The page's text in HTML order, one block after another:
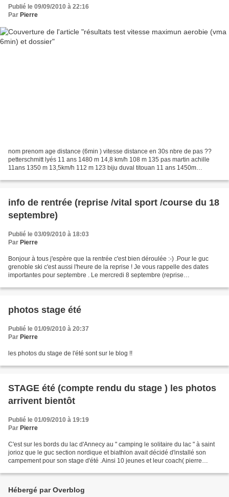
Publié le 09/09/2010 à 22:16
Par Pierre
nom prenom age distance (6min ) vitesse distance en 30s nbre de pas ??
petterschmitt lyés 11 ans 1480 m 14,8 km/h 108 m 135 pas martin achille
11ans 1350 m 13,5km/h 112 m 123 biju duval titouan 11 ans 1450m
info de rentrée (reprise /vital sport /course du 18
septembre)
Publié le 03/09/2010 à 18:03
Par Pierre
Bonjour à tous j'espère que la rentrée c'est bien déroulée :-) .Pour le guc
grenoble ski c'est aussi l'heure de la reprise ! Je vous rappelle des dates
importantes pour septembre . Le mercredi 8 septembre (reprise
photos stage été
Publié le 01/09/2010 à 20:37
Par Pierre
les photos du stage de l'été sont sur le blog !!
STAGE été (compte rendu du stage ) les photos
arrivent bientôt
Publié le 01/09/2010 à 19:19
Par Pierre
C'est sur les bords du lac d'Annecy au " camping le solitaire du lac " à saint
jorioz que le guc section nordique et biathlon avait décidé d'installé son
campement pour son stage d'été .Ainsi 10 jeunes et leur coach( pierre
Hébergé par Overblog